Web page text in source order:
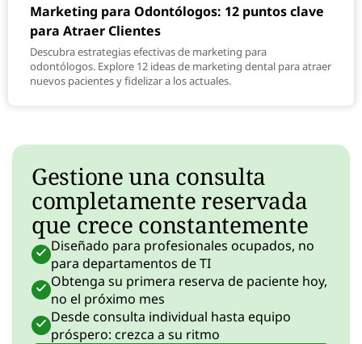
Marketing para Odontólogos: 12 puntos clave
para Atraer Clientes
Descubra estrategias efectivas de marketing para
odontólogos. Explore 12 ideas de marketing dental para atraer
nuevos pacientes y fidelizar a los actuales.
Gestione una consulta
completamente reservada
que crece constantemente
Diseñado para profesionales ocupados, no
para departamentos de TI
Obtenga su primera reserva de paciente hoy,
no el próximo mes
Desde consulta individual hasta equipo
próspero: crezca a su ritmo